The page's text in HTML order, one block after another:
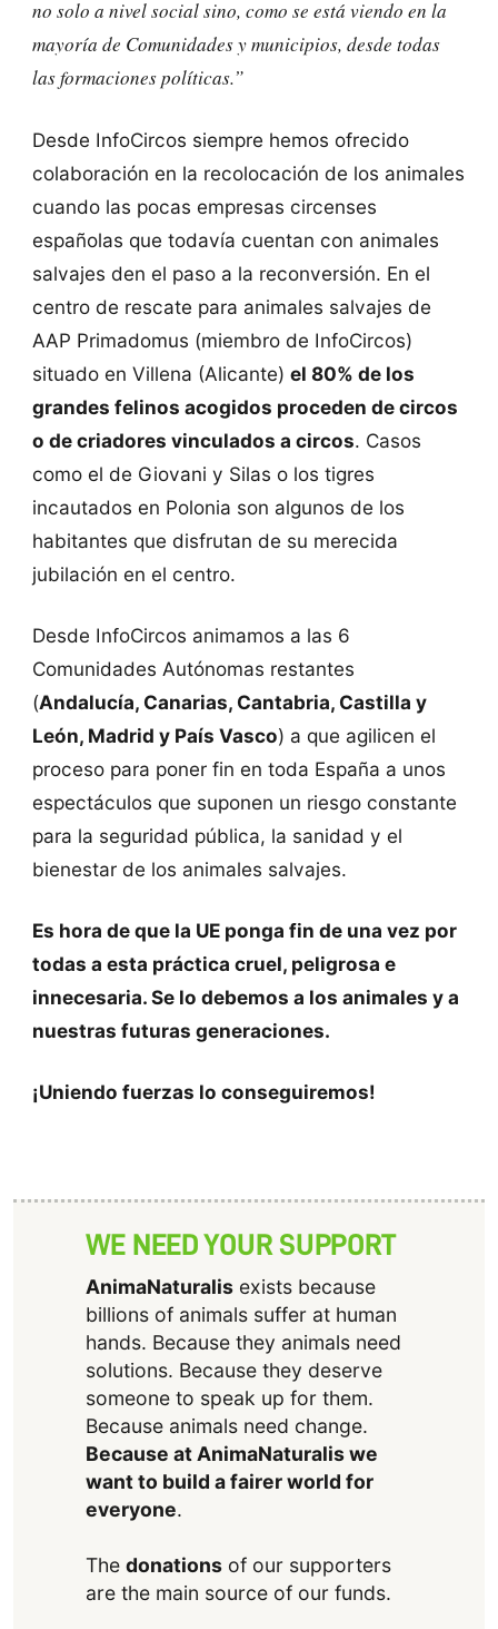
no solo a nivel social sino, como se está viendo en la
mayoría de Comunidades y municipios, desde todas
las formaciones políticas.”
Desde InfoCircos siempre hemos ofrecido
colaboración en la recolocación de los animales
cuando las pocas empresas circenses
españolas que todavía cuentan con animales
salvajes den el paso a la reconversión. En el
centro de rescate para animales salvajes de
AAP Primadomus (miembro de InfoCircos)
situado en Villena (Alicante) el 80% de los
grandes felinos acogidos proceden de circos
o de criadores vinculados a circos. Casos
como el de Giovani y Silas o los tigres
incautados en Polonia son algunos de los
habitantes que disfrutan de su merecida
jubilación en el centro.
Desde InfoCircos animamos a las 6
Comunidades Autónomas restantes
(Andalucía, Canarias, Cantabria, Castilla y
León, Madrid y País Vasco) a que agilicen el
proceso para poner fin en toda España a unos
espectáculos que suponen un riesgo constante
para la seguridad pública, la sanidad y el
bienestar de los animales salvajes.
Es hora de que la UE ponga fin de una vez por
todas a esta práctica cruel, peligrosa e
innecesaria. Se lo debemos a los animales y a
nuestras futuras generaciones.
¡Uniendo fuerzas lo conseguiremos!
WE NEED YOUR SUPPORT
AnimaNaturalisexists because
billions of animals suffer at human
hands. Because they animals need
solutions. Because they deserve
someone to speak up for them.
Because animals need change.
Because at AnimaNaturalis we
want to build a fairer world for
everyone.
The donationsof our supporters
are the main source of our funds.